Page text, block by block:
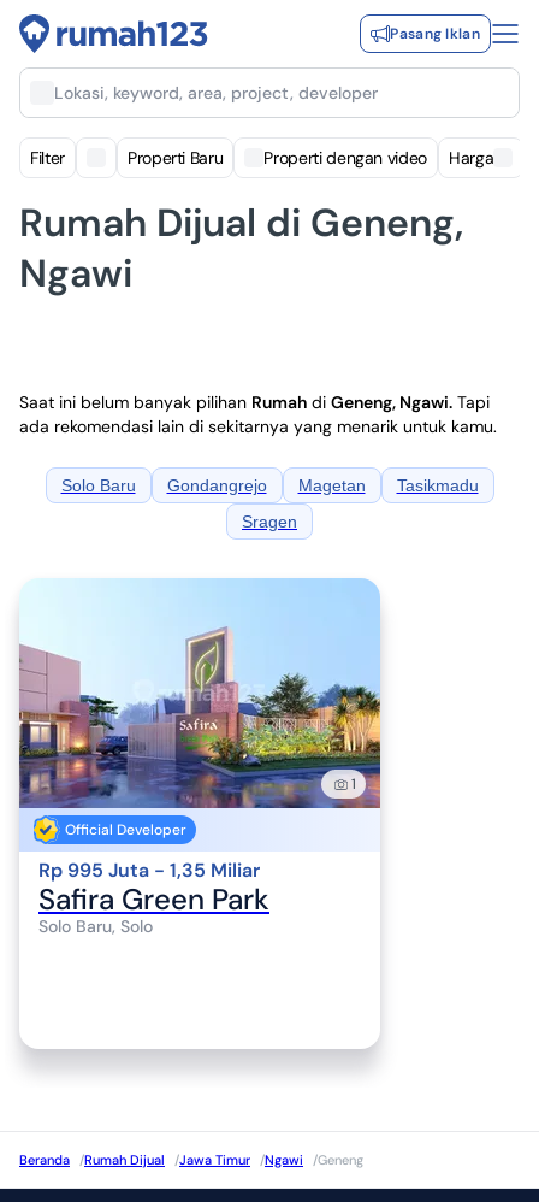
Pasang Iklan
Lokasi, keyword, area, project, developer
Filter Properti Baru Properti dengan video Harga
Rumah Dijual di Geneng,
Ngawi
Saat ini belum banyak pilihan Rumah di Geneng, Ngawi. Tapi
ada rekomendasi lain di sekitarnya yang menarik untuk kamu.
Solo Baru Gondangrejo Magetan
Tasikmadu
Sragen
1
Official Developer
Rp 995 Juta - 1,35 Miliar
Safira Green Park
Solo Baru, Solo
Beranda /Rumah Dijual /Jawa Timur /Ngawi /Geneng